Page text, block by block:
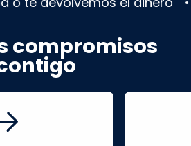
compromisos